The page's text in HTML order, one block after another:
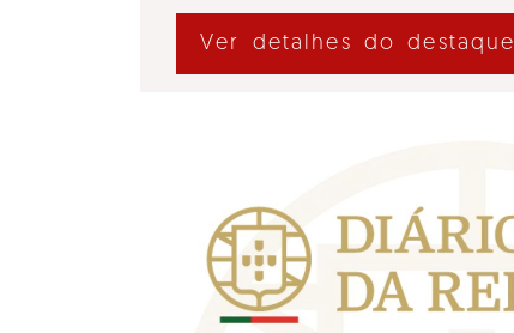
Ver detalhes do destaque